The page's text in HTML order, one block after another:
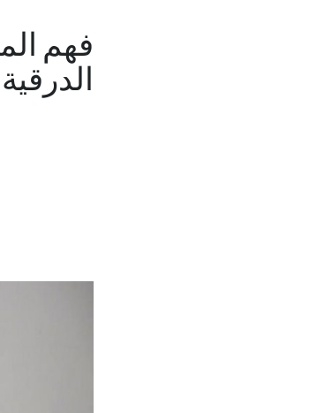
فهم